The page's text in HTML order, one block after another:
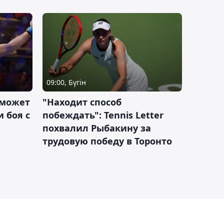
боя с
09:00, Бүгін
"Находит способ
побеждать": Tennis Letter
похвалил Рыбакину за
трудовую победу в Торонто